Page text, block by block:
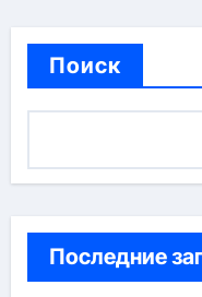
Поиск
Последние